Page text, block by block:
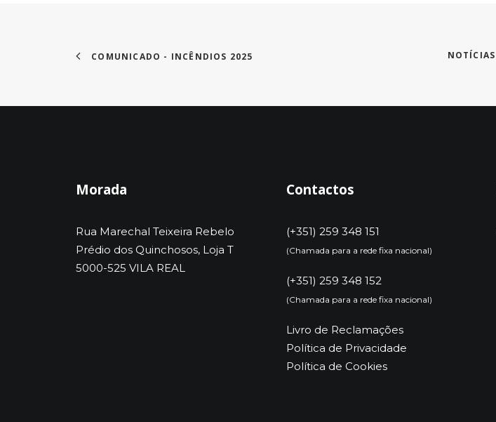
COMUNICADO - INCÊNDIOS 2025 NOTÍCIAS
Morada
Rua Marechal Teixeira Rebelo
Prédio dos Quinchosos, Loja T
5000-525 VILA REAL
Contactos
(+351) 259 348 151
(Chamada para a rede fixa nacional)
(+351) 259 348 152
(Chamada para a rede fixa nacional)
Livro de Reclamações
Política de Privacidade
Política de Cookies